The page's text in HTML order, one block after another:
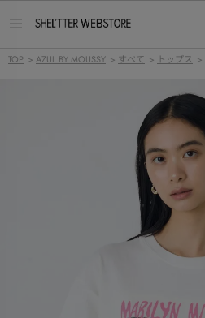
ー
TOP > AZUL BY MOUSSY > すべて > トップス >